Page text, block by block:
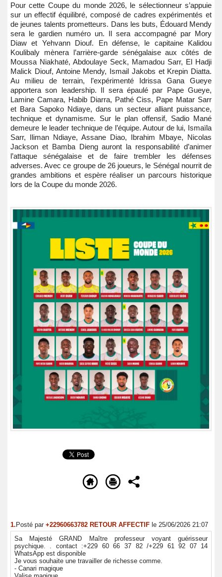
Pour cette Coupe du monde 2026, le sélectionneur s’appuie
sur un effectif équilibré, composé de cadres expérimentés et
de jeunes talents prometteurs. Dans les buts, Édouard Mendy
sera le gardien numéro un. Il sera accompagné par Mory
Diaw et Yehvann Diouf. En défense, le capitaine Kalidou
Koulibaly mènera l’arrière-garde sénégalaise aux côtés de
Moussa Niakhaté, Abdoulaye Seck, Mamadou Sarr, El Hadji
Malick Diouf, Antoine Mendy, Ismail Jakobs et Krepin Diatta.
Au milieu de terrain, l’expérimenté Idrissa Gana Gueye
apportera son leadership. Il sera épaulé par Pape Gueye,
Lamine Camara, Habib Diarra, Pathé Ciss, Pape Matar Sarr
et Bara Sapoko Ndiaye, dans un secteur alliant puissance,
technique et dynamisme. Sur le plan offensif, Sadio Mané
demeure le leader technique de l’équipe. Autour de lui, Ismaïla
Sarr, Iliman Ndiaye, Assane Diao, Ibrahim Mbaye, Nicolas
Jackson et Bamba Dieng auront la responsabilité d’animer
l’attaque sénégalaise et de faire trembler les défenses
adverses. Avec ce groupe de 26 joueurs, le Sénégal nourrit de
grandes ambitions et espère réaliser un parcours historique
lors de la Coupe du monde 2026.
1. Posté par +22960663782 RETOUR AFFECTIF le 25/06/2026 21:07
Sa Majesté GRAND Maître professeur voyant guérisseur
psychique. . contact :+229 60 66 37 82 /+229 61 92 07 14
WhatsApp est disponible
Je vous souhaite une travailler de richesse comme.
- Canari magique